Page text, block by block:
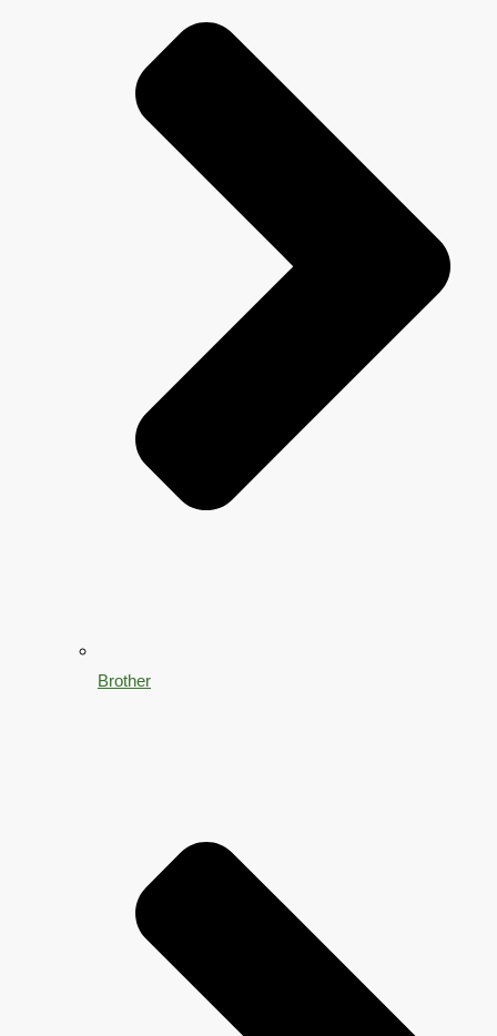
Brother